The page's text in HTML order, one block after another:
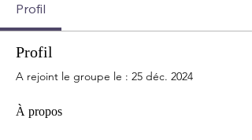
Profil
Profil
A rejoint le groupe le : 25 déc. 2024
À propos